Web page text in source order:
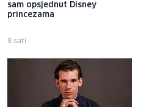
sam opsjednut Disney
princezama
8 sati